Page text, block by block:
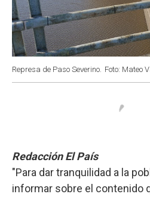
Represa de Paso Severino. Foto: Mateo
Redacción El País
"Para dar tranquilidad a la
informar sobre el contenido